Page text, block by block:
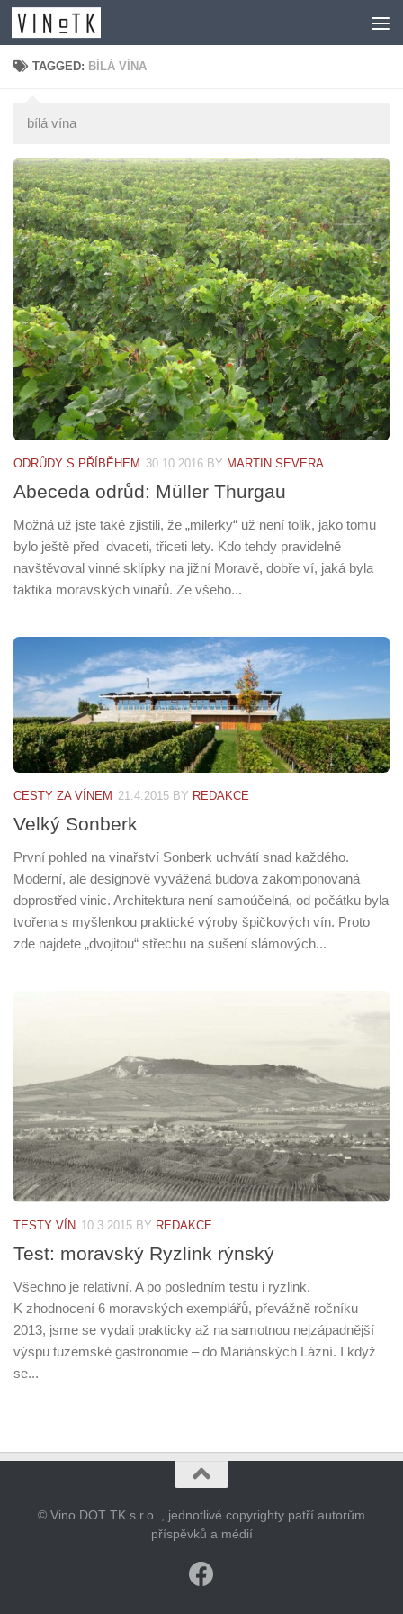
Skip to content
TAGGED: BÍLÁ VÍNA
bílá vína
ODRŮDY S PŘÍBĚHEM 30.10.2016 BY MARTIN SEVERA
Abeceda odrůd: Müller Thurgau
Možná už jste také zjistili, že „milerky“ už není tolik, jako tomu
bylo ještě před dvaceti, třiceti lety. Kdo tehdy pravidelně
navštěvoval vinné sklípky na jižní Moravě, dobře ví, jaká byla
taktika moravských vinařů. Ze všeho...
CESTY ZA VÍNEM 21.4.2015 BY REDAKCE
Velký Sonberk
První pohled na vinařství Sonberk uchvátí snad každého.
Moderní, ale designově vyvážená budova zakomponovaná
doprostřed vinic. Architektura není samoúčelná, od počátku byla
tvořena s myšlenkou praktické výroby špičkových vín. Proto
zde najdete „dvojitou“ střechu na sušení slámových...
TESTY VÍN 10.3.2015 BY REDAKCE
Test: moravský Ryzlink rýnský
Všechno je relativní. A po posledním testu i ryzlink.
K zhodnocení 6 moravských exemplářů, převážně ročníku
2013, jsme se vydali prakticky až na samotnou nejzápadnější
výspu tuzemské gastronomie – do Mariánských Lázní. I když
se...
© Vino DOT TK s.r.o. , jednotlivé copyrighty patří autorům
příspěvků a médií